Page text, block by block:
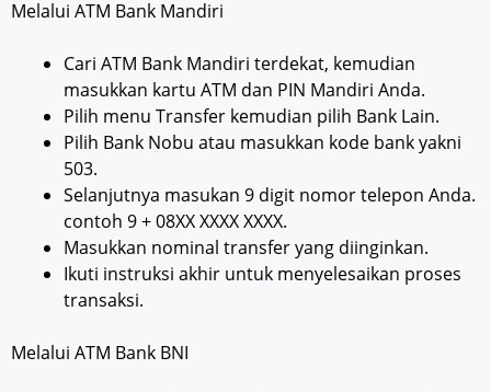
Melalui ATM Bank Mandiri
Cari ATM Bank Mandiri terdekat, kemudian
masukkan kartu ATM dan PIN Mandiri Anda.
Pilih menu Transfer kemudian pilih Bank Lain.
Pilih Bank Nobu atau masukkan kode bank yakni
503.
Selanjutnya masukan 9 digit nomor telepon Anda.
contoh 9 + 08XX XXXX XXXX.
Masukkan nominal transfer yang diinginkan.
Ikuti instruksi akhir untuk menyelesaikan proses
transaksi.
Melalui ATM Bank BNI